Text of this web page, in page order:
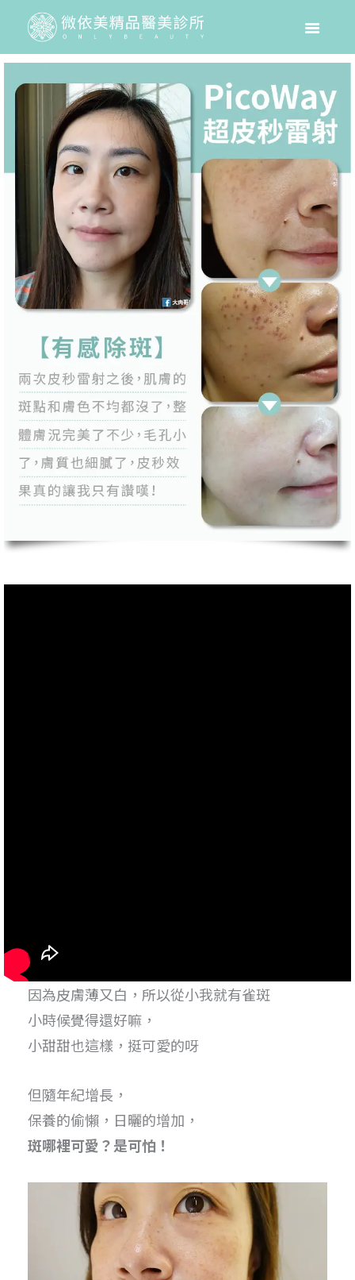
因為皮膚薄又白，所以從小我就有雀斑
小時候覺得還好嘛，
小甜甜也這樣，挺可愛的呀
但隨年紀增長，
保養的偷懶，日曬的增加，
斑哪裡可愛？是可怕！